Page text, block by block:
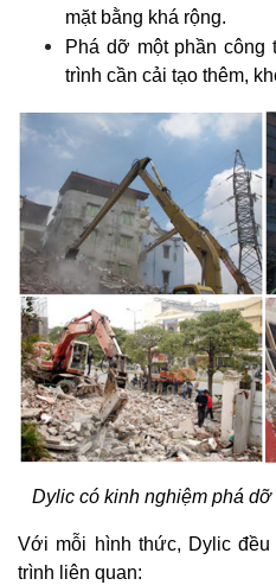
mặt bằng khá rộng.
Phá dỡ một phần công
trình cần cải tạo thêm,
Dylic có kinh nghiệm phá
Với mỗi hình thức, Dylic
trình liên quan: